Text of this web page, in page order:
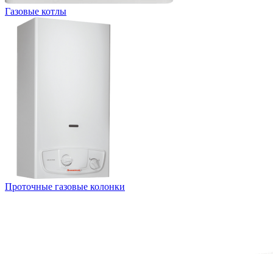
Газовые котлы
Проточные газовые колонки